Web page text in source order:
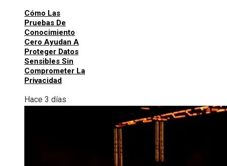
Cómo Las
Pruebas De
Conocimiento
Cero Ayudan A
Proteger Datos
Sensibles Sin
Comprometer La
Privacidad
Hace 3 días